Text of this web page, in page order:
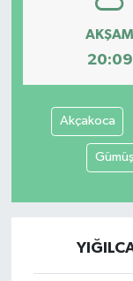
AKŞAM
20:09
Akçakoca